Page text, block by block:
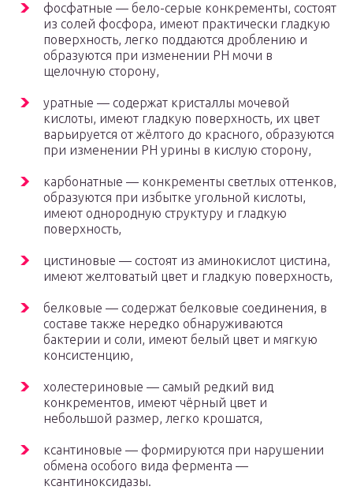
фосфатные — бело-серые конкременты, состоят
из солей фосфора, имеют практически гладкую
поверхность, легко поддаются дроблению и
образуются при изменении РН мочи в
щелочную сторону,
уратные — содержат кристаллы мочевой
кислоты, имеют гладкую поверхность, их цвет
варьируется от жёлтого до красного, образуются
при изменении PН урины в кислую сторону,
карбонатные — конкременты светлых оттенков,
образуются при избытке угольной кислоты,
имеют однородную структуру и гладкую
поверхность,
цистиновые — состоят из аминокислот цистина,
имеют желтоватый цвет и гладкую поверхность,
белковые — содержат белковые соединения, в
составе также нередко обнаруживаются
бактерии и соли, имеют белый цвет и мягкую
консистенцию,
холестериновые — самый редкий вид
конкрементов, имеют чёрный цвет и
небольшой размер, легко крошатся,
ксантиновые — формируются при нарушении
обмена особого вида фермента —
ксантиноксидазы.